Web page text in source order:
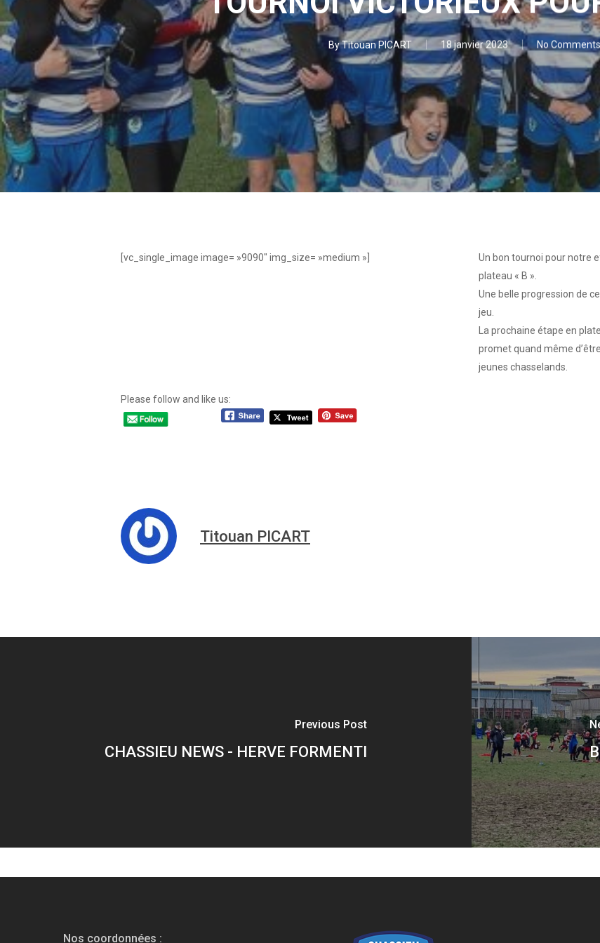
ByTitouan PICART 18 janvier 2023 No Comments
[vc_single_image image= »9090″ img_size= »medium »]
Un bon tournoi pour notre
plateau « B ».
Une belle progression de
jeu.
La prochaine étape en
promet quand même
jeunes chasselands.
Please follow and like us:
Titouan PICART
Previous Post
CHASSIEU NEWS - HERVE FORMENTI
Nos coordonnées :